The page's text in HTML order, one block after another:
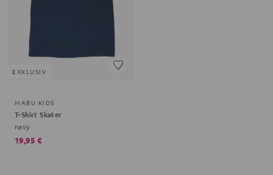
EXKLUSIV
MABU KIDS
T-Shirt Skater
navy
19,95 €